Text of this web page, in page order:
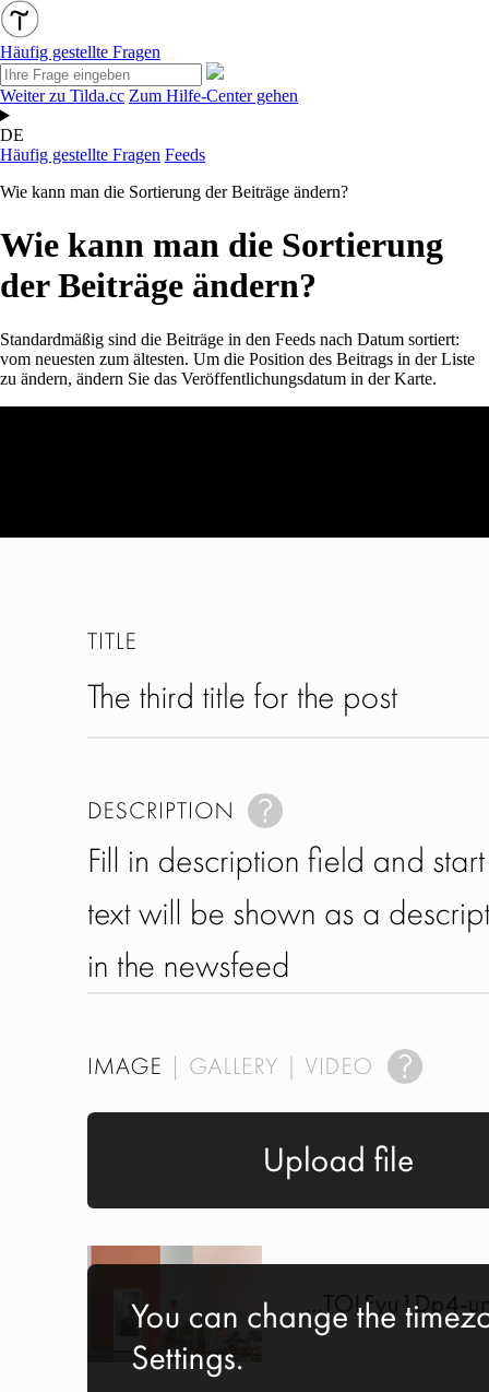
Häufig gestellte Fragen
Weiter zu Tilda.cc Zum Hilfe-Center gehen
DE
Häufig gestellte Fragen Feeds
Wie kann man die Sortierung der Beiträge ändern?
Wie kann man die Sortierung
der Beiträge ändern?
Standardmäßig sind die Beiträge in den Feeds nach Datum sortiert:
vom neuesten zum ältesten. Um die Position des Beitrags in der Liste
zu ändern, ändern Sie das Veröffentlichungsdatum in der Karte.